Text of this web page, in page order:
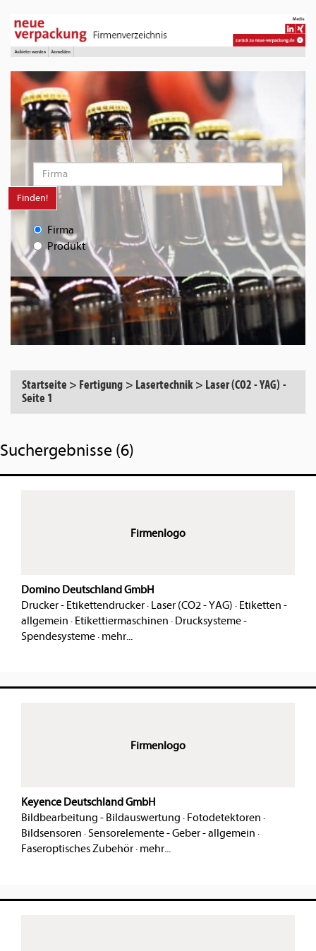
Finden!
Firma
Produkt
Startseite > Fertigung > Lasertechnik > Laser (CO2 - YAG) -
Seite 1
Suchergebnisse (6)
Firmenlogo
Domino Deutschland GmbH
Drucker - Etikettendrucker· Laser (CO2 - YAG) · Etiketten -
allgemein · Etikettiermaschinen · Drucksysteme -
Spendesysteme· mehr...
Firmenlogo
Keyence Deutschland GmbH
Bildbearbeitung - Bildauswertung · Fotodetektoren ·
Bildsensoren ·Sensorelemente - Geber - allgemein ·
Faseroptisches Zubehör· mehr...